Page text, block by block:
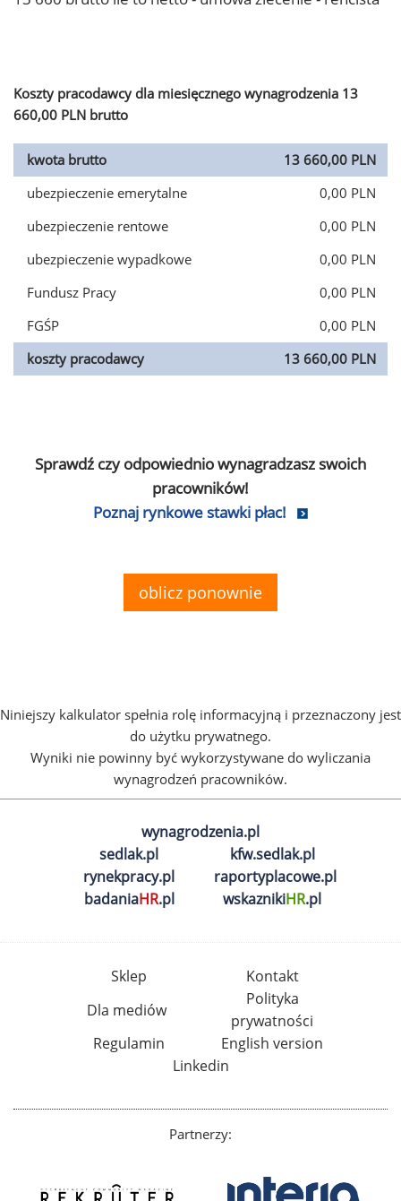
Koszty pracodawcy dla miesięcznego wynagrodzenia 13
660,00 PLN brutto
kwota brutto
13 660,00 PLN
ubezpieczenie emerytalne
0,00 PLN
ubezpieczenie rentowe
0,00 PLN
ubezpieczenie wypadkowe
0,00 PLN
Fundusz Pracy
0,00 PLN
FGŚP
0,00 PLN
koszty pracodawcy
13 660,00 PLN
Sprawdź czy odpowiednio wynagradzasz swoich
pracowników!
Poznaj rynkowe stawki płac!
oblicz ponownie
Niniejszy kalkulator spełnia rolę informacyjną i przeznaczony jest
do użytku prywatnego.
Wyniki nie powinny być wykorzystywane do wyliczania
wynagrodzeń pracowników.
wynagrodzenia.pl
sedlak.pl
kfw.sedlak.pl
rynekpracy.pl
raportyplacowe.pl
badaniaHR.pl wskaznikiHR.pl
Sklep
Kontakt
Dla mediów
Polityka
prywatności
Regulamin
English version
Linkedin
Partnerzy: